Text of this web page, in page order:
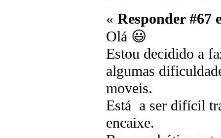
« Responder #67
Olá 😃
Estou decidido a
algumas
moveis.
Está a ser difícil
encaixe.